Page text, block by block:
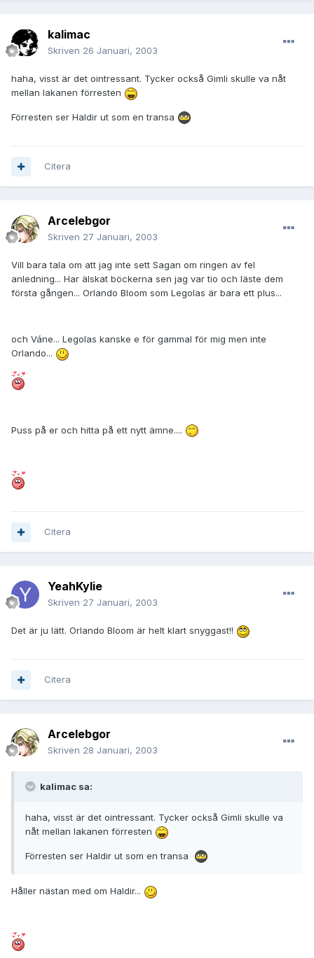
kalimac
Skriven 26 Januari, 2003
haha, visst är det ointressant. Tycker också Gimli skulle va nåt
mellan lakanen förresten
Förresten ser Haldir ut som en transa
Citera
Arcelebgor
Skriven 27 Januari, 2003
Vill bara tala om att jag inte sett Sagan om ringen av fel
anledning... Har älskat böckerna sen jag var tio och läste dem
första gången... Orlando Bloom som Legolas är bara ett plus...
och Váne... Legolas kanske e för gammal för mig men inte
Orlando...
Puss på er och hitta på ett nytt ämne....
Citera
YeahKylie
Skriven 27 Januari, 2003
Det är ju lätt. Orlando Bloom är helt klart snyggast!!
Citera
Arcelebgor
Skriven 28 Januari, 2003
kalimac sa:
haha, visst är det ointressant. Tycker också Gimli skulle va
nåt mellan lakanen förresten
Förresten ser Haldir ut som en transa
Håller nästan med om Haldir...